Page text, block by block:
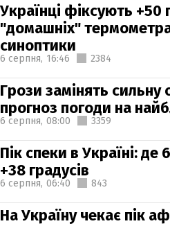
Українці фіксують +50
"домашніх"
синоптики
6 серпня, 16:46 2384
Грози замінять сильну
прогноз погоди на
6 серпня, 08:00 3359
Пік спеки в Україні: де
+38 градусів
6 серпня, 06:40 843
На Україну чекає пік